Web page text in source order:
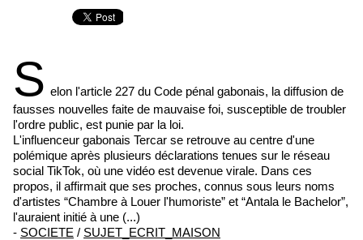
S elon l'article 227 du Code pénal gabonais, la diffusion de
fausses nouvelles faite de mauvaise foi, susceptible de troubler
l'ordre public, est punie par la loi.
L'influenceur gabonais Tercar se retrouve au centre d'une
polémique après plusieurs déclarations tenues sur le réseau
social TikTok, où une vidéo est devenue virale. Dans ces
propos, il affirmait que ses proches, connus sous leurs noms
d'artistes “Chambre à Louer l'humoriste” et “Antala le Bachelor”,
l'auraient initié à une (...)
- SOCIETE / SUJET_ECRIT_MAISON